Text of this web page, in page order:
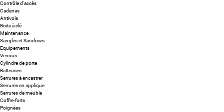
Contrôle d'accès
Cadenas
Antivols
Boite à clé
Maintenance
Sangles et Sandows
Equipements
Verrous
Cylindre de porte
Batteuses
Serrures à encastrer
Serrures en applique
Serrures de meuble
Coffre-forts
Poignées